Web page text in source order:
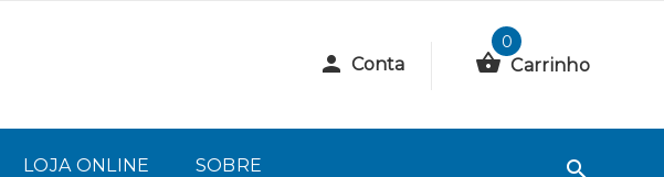
Conta
0
Carrinho
LOJA ONLINE SOBRE